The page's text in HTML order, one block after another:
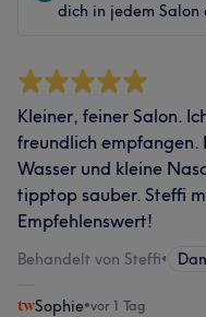
dich in jedem Salon
Kleiner, feiner Salon.
freundlich empfangen.
Wasser und kleine
tipptop sauber. Steffi
Empfehlenswert!
Behandelt von Steffi•
Sophie•vor 1 Tag